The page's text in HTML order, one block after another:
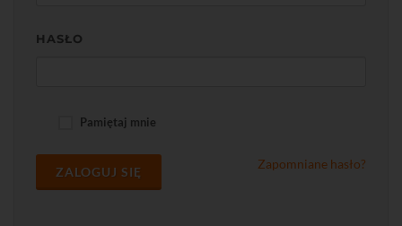
HASŁO
Pamiętaj mnie
ZALOGUJ SIĘ
Zapomniane hasło?